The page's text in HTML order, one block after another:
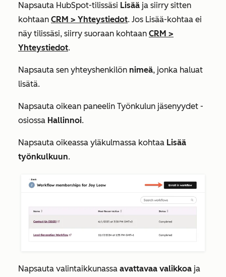
Napsauta HubSpot-tilissäsi Lisää ja siirry sitten
kohtaan CRM > Yhteystiedot. Jos Lisää-kohtaa ei
näy tilissäsi, siirry suoraan kohtaan CRM >
Yhteystiedot.
Napsauta sen yhteyshenkilön nimeä, jonka haluat
lisätä.
Napsauta oikean paneelin Työnkulun jäsenyydet -
osiossa Hallinnoi.
Napsauta oikeassa yläkulmassa kohtaa Lisää
työnkulkuun.
Napsauta valintaikkunassa avattavaa valikkoa ja